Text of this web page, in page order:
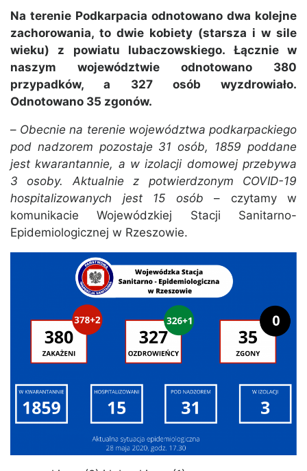
Na terenie Podkarpacia odnotowano dwa kolejne
zachorowania, to dwie kobiety (starsza i w sile
wieku) z powiatu lubaczowskiego. Łącznie w
naszym województwie odnotowano 380
przypadków, a 327 osób wyzdrowiało.
Odnotowano 35 zgonów.
– Obecnie na terenie województwa podkarpackiego
pod nadzorem pozostaje 31 osób, 1859 poddane
jest kwarantannie, a w izolacji domowej przebywa
3 osoby. Aktualnie z potwierdzonym COVID-19
hospitalizowanych jest 15 osób – czytamy w
komunikacie Wojewódzkiej Stacji Sanitarno-
Epidemiologicznej w Rzeszowie.